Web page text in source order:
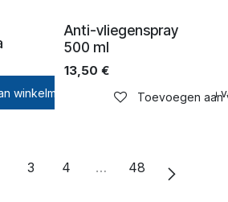
winkelmandje Toevoegen aan
Anti-vliegenspray
500 ml
13,50 €
Toevoegen aan
3 4 … 48